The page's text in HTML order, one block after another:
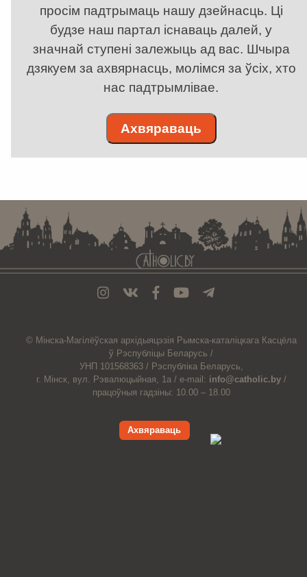
просім падтрымаць нашу дзейнасць. Ці
будзе наш партал існаваць далей, у
значнай ступені залежыць ад вас. Шчыра
дзякуем за ахвярнасць, молімся за ўсіх, хто
нас падтрымлівае.
Ахвяраваць
© Мiнска-Магiлёўская архiдыяцэзiя Рымска-каталіцкага Касцёла
ў Рэспубліцы Беларусь /
УНП 101568363 / Рэспубліка Беларусь,
г. Мінск, вул. Рэвалюцыйная, 1а / e-mail: info@catholic.by /
працоўныя гадзіны: 10.00 – 18.00
Ахвяраваць